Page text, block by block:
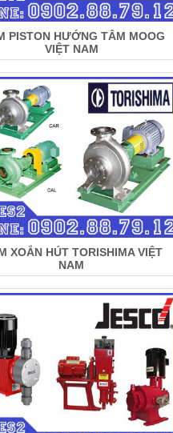
PISTON HƯỚNG TÂM MOOG
VIỆT NAM
XOẮN HÚT TORISHIMA VIỆT
NAM